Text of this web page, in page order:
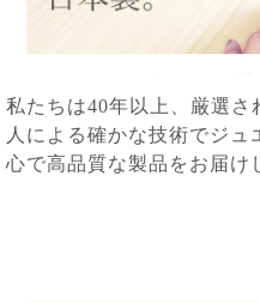
私たちは40年以上、厳選
人による確かな技術でジ
心で高品質な製品をお届け